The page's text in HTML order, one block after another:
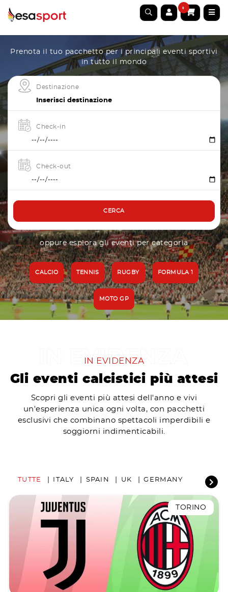
0
Prenota il tuo pacchetto per i principali eventi sportivi
in tutto il mondo
Destinazione
Check-in
Check-out
CERCA
oppure esplora gli eventi per categoria
CALCIO TENNIS RUGBY FORMULA 1
MOTO GP
IN EVIDENZA
Gli eventi calcistici più attesi
Scopri gli eventi più attesi dell'anno e vivi
un'esperienza unica ogni volta, con pacchetti
esclusivi che combinano spettacoli imperdibili e
soggiorni indimenticabili.
TUTTE ITALY SPAIN UK GERMANY
TORINO